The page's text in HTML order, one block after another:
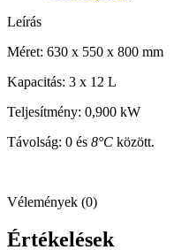
Leírás
Méret: 630 x 550 x 800 mm
Kapacitás: 3 x 12 L
Teljesítmény: 0,900 kW
Távolság: 0 és 8°C között.
Vélemények (0)
Értékelések